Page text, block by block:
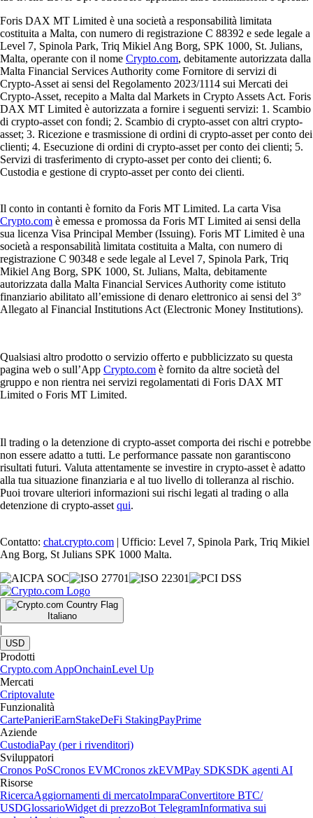
Foris DAX MT Limited è una società a responsabilità limitata
costituita a Malta, con numero di registrazione C 88392 e sede legale a
Level 7, Spinola Park, Triq Mikiel Ang Borg, SPK 1000, St. Julians,
Malta, operante con il nome Crypto.com, debitamente autorizzata dalla
Malta Financial Services Authority come Fornitore di servizi di
Crypto-Asset ai sensi del Regolamento 2023/1114 sui Mercati dei
Crypto-Asset, recepito a Malta dal Markets in Crypto Assets Act. Foris
DAX MT Limited è autorizzata a fornire i seguenti servizi: 1. Scambio
di crypto-asset con fondi; 2. Scambio di crypto-asset con altri crypto-
asset; 3. Ricezione e trasmissione di ordini di crypto-asset per conto dei
clienti; 4. Esecuzione di ordini di crypto-asset per conto dei clienti; 5.
Servizi di trasferimento di crypto-asset per conto dei clienti; 6.
Custodia e gestione di crypto-asset per conto dei clienti.
Il conto in contanti è fornito da Foris MT Limited. La carta Visa
Crypto.com è emessa e promossa da Foris MT Limited ai sensi della
sua licenza Visa Principal Member (Issuing). Foris MT Limited è una
società a responsabilità limitata costituita a Malta, con numero di
registrazione C 90348 e sede legale al Level 7, Spinola Park, Triq
Mikiel Ang Borg, SPK 1000, St. Julians, Malta, debitamente
autorizzata dalla Malta Financial Services Authority come istituto
finanziario abilitato all’emissione di denaro elettronico ai sensi del 3°
Allegato al Financial Institutions Act (Electronic Money Institutions).
Qualsiasi altro prodotto o servizio offerto e pubblicizzato su questa
pagina web o sull’App Crypto.com è fornito da altre società del
gruppo e non rientra nei servizi regolamentati di Foris DAX MT
Limited o Foris MT Limited.
Il trading o la detenzione di crypto-asset comporta dei rischi e potrebbe
non essere adatto a tutti. Le performance passate non garantiscono
risultati futuri. Valuta attentamente se investire in crypto-asset è adatto
alla tua situazione finanziaria e al tuo livello di tolleranza al rischio.
Puoi trovare ulteriori informazioni sui rischi legati al trading o alla
detenzione di crypto-asset qui.
Contatto: chat.crypto.com | Ufficio: Level 7, Spinola Park, Triq Mikiel
Ang Borg, St Julians SPK 1000 Malta.
Italiano
|
USD
Prodotti
Crypto.com AppOnchainLevel Up
Mercati
Criptovalute
Funzionalità
CartePanieriEarnStakeDeFi StakingPayPrime
Aziende
CustodiaPay (per i rivenditori)
Sviluppatori
Cronos PoSCronos EVMCronos zkEVMPay SDKSDK agenti AI
Risorse
RicercaAggiornamenti di mercatoImparaConvertitore BTC/
USDGlossarioWidget di prezzoBot TelegramInformativa sui